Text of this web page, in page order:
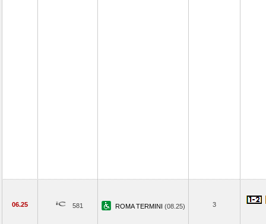
06.25 581 ROMA TERMINI (08.25) 3